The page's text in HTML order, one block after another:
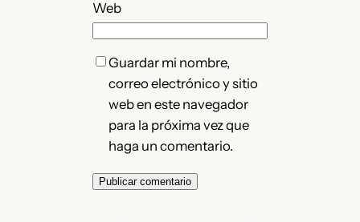
Web
Guardar mi nombre,
correo electrónico y sitio
web en este navegador
para la próxima vez que
haga un comentario.